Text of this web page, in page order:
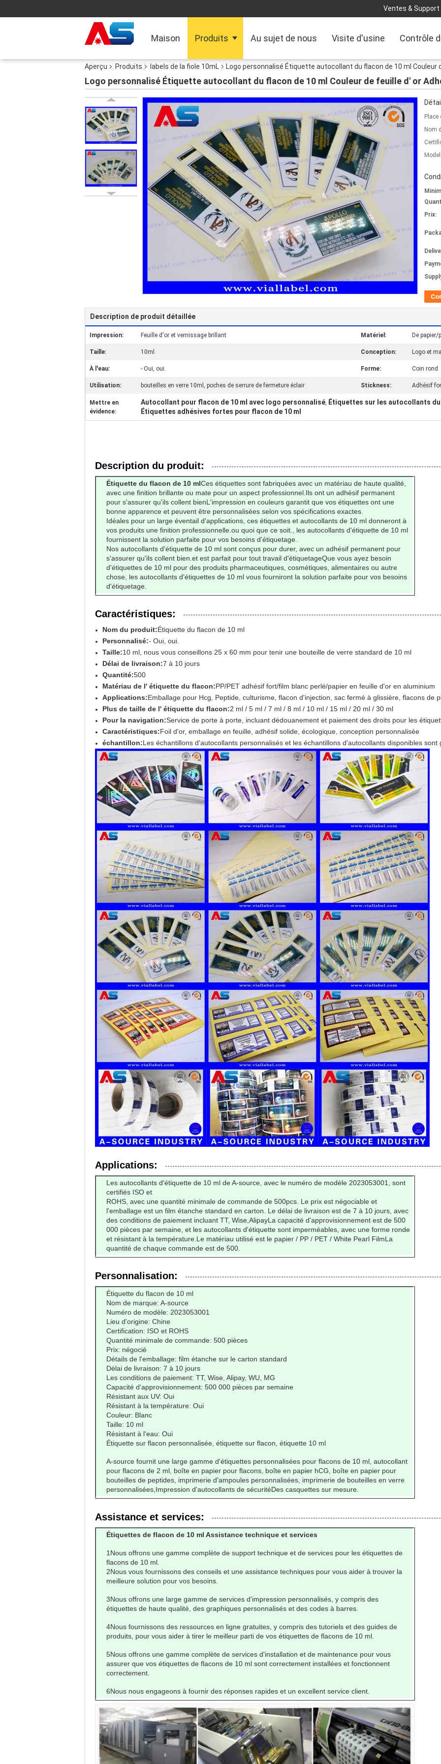
Ventes & Support
Maison Produits Au sujet de nous Visite d'usine Contrôle
Aperçu Produits labels de la fiole 10mL Logo personnalisé Étiquette autocollant du flacon de 10 ml Couleur
Logo personnalisé Étiquette autocollant du flacon de 10 ml Couleur de feuille d' or
Place
Nom
Prix:
Description de produit détaillée
Impression: Feuille d'or et vernissage brillant Matériel: De papier/
Taille: 10ml Conception: Logo et
À l'eau: - Oui, oui. Forme: Coin rond
Utilisation: bouteilles en verre 10ml, poches de serrure de fermeture éclair Stickness: Adhésif
Mettre en
évidence:
Autocollant pour flacon de 10 ml avec logo personnalisé, Étiquettes sur les autocollants
Étiquettes adhésives fortes pour flacon de 10 ml
Description du produit:
Étiquette du flacon de 10 mlCes étiquettes sont fabriquées avec un matériau de haute qualité,
avec une finition brillante ou mate pour un aspect professionnel.Ils ont un adhésif permanent
pour s'assurer qu'ils collent bienL'impression en couleurs garantit que vos étiquettes ont une
bonne apparence et peuvent être personnalisées selon vos spécifications exactes.
Idéales pour un large éventail d'applications, ces étiquettes et autocollants de 10 ml donneront à
vos produits une finition professionnelle.ou quoi que ce soit., les autocollants d'étiquette de 10 ml
fournissent la solution parfaite pour vos besoins d'étiquetage.
Nos autocollants d'étiquette de 10 ml sont conçus pour durer, avec un adhésif permanent pour
s'assurer qu'ils collent bien.et est parfait pour tout travail d'étiquetageQue vous ayez besoin
d'étiquettes de 10 ml pour des produits pharmaceutiques, cosmétiques, alimentaires ou autre
chose, les autocollants d'étiquettes de 10 ml vous fourniront la solution parfaite pour vos besoins
d'étiquetage.
Caractéristiques:
Nom du produit:Étiquette du flacon de 10 ml
Personnalisé:- Oui, oui.
Taille:10 ml, nous vous conseillons 25 x 60 mm pour tenir une bouteille de verre standard de 10 ml
Délai de livraison:7 à 10 jours
Quantité:500
Matériau de l' étiquette du flacon:PP/PET adhésif fort/film blanc perlé/papier en feuille d'or en aluminium
Applications:Emballage pour Hcg, Peptide, culturisme, flacon d'injection, sac fermé à glissière, flacons de
Plus de taille de l' étiquette du flacon:2 ml / 5 ml / 7 ml / 8 ml / 10 ml / 15 ml / 20 ml / 30 ml
Pour la navigation:Service de porte à porte, incluant dédouanement et paiement des droits pour les
Caractéristiques:Foil d'or, emballage en feuille, adhésif solide, écologique, conception personnalisée
échantillon:Les échantillons d'autocollants personnalisés et les échantillons d'autocollants disponibles sont
Applications:
Les autocollants d'étiquette de 10 ml de A-source, avec le numéro de modèle 2023053001, sont
certifiés ISO et
ROHS, avec une quantité minimale de commande de 500pcs. Le prix est négociable et
l'emballage est un film étanche standard en carton. Le délai de livraison est de 7 à 10 jours, avec
des conditions de paiement incluant TT, Wise,AlipayLa capacité d'approvisionnement est de 500
000 pièces par semaine, et les autocollants d'étiquette sont imperméables, avec une forme ronde
et résistant à la température.Le matériau utilisé est le papier / PP / PET / White Pearl FilmLa
quantité de chaque commande est de 500.
Personnalisation:
Étiquette du flacon de 10 ml
Nom de marque: A-source
Numéro de modèle: 2023053001
Lieu d'origine: Chine
Certification: ISO et ROHS
Quantité minimale de commande: 500 pièces
Prix: négocié
Détails de l'emballage: film étanche sur le carton standard
Délai de livraison: 7 à 10 jours
Les conditions de paiement: TT, Wise, Alipay, WU, MG
Capacité d'approvisionnement: 500 000 pièces par semaine
Résistant aux UV: Oui
Résistant à la température: Oui
Couleur: Blanc
Taille: 10 ml
Résistant à l'eau: Oui
Étiquette sur flacon personnalisée, étiquette sur flacon, étiquette 10 ml
A-source fournit une large gamme d'étiquettes personnalisées pour flacons de 10 ml, autocollant
pour flacons de 2 ml, boîte en papier pour flacons, boîte en papier hCG, boîte en papier pour
bouteilles de peptides, imprimerie d'ampoules personnalisées, imprimerie de bouteilles en verre
personnalisées,Impression d'autocollants de sécuritéDes casquettes sur mesure.
Assistance et services:
Étiquettes de flacon de 10 ml Assistance technique et services
1Nous offrons une gamme complète de support technique et de services pour les étiquettes de
flacons de 10 ml.
2Nous vous fournissons des conseils et une assistance techniques pour vous aider à trouver la
meilleure solution pour vos besoins.
3Nous offrons une large gamme de services d'impression personnalisés, y compris des
étiquettes de haute qualité, des graphiques personnalisés et des codes à barres.
4Nous fournissons des ressources en ligne gratuites, y compris des tutoriels et des guides de
produits, pour vous aider à tirer le meilleur parti de vos étiquettes de flacons de 10 ml.
5Nous offrons une gamme complète de services d'installation et de maintenance pour vous
assurer que vos étiquettes de flacons de 10 ml sont correctement installées et fonctionnent
correctement.
6Nous nous engageons à fournir des réponses rapides et un excellent service client.